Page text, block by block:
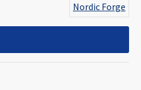
Nordic Forge